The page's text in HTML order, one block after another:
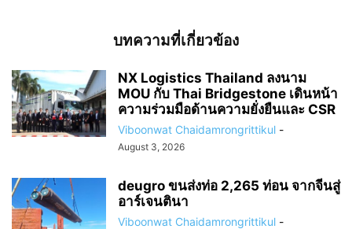
บทความที่เกี่ยวข้อง
NX Logistics Thailand ลงนาม
MOU กับ Thai Bridgestone เดินหน้า
ความร่วมมือด้านความยั่งยืนและ CSR
Viboonwat Chaidamrongrittikul -
August 3, 2026
deugro ขนส่งท่อ 2,265 ท่อน จากจีนสู่
อาร์เจนตินา
Viboonwat Chaidamrongrittikul -